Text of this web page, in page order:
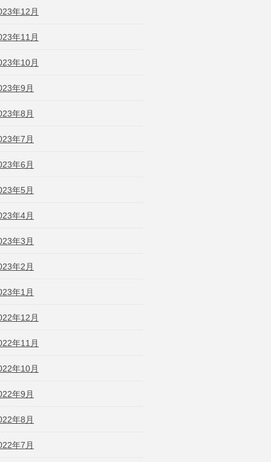
年12月
年11月
年10月
年9月
年8月
年7月
年6月
年5月
年4月
年3月
年2月
年1月
年12月
年11月
年10月
年9月
年8月
年7月